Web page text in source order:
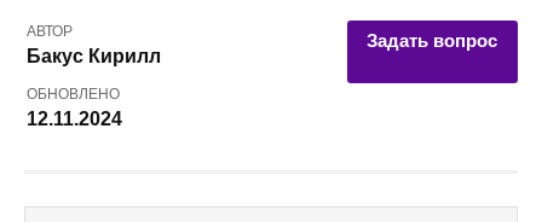
АВТОР
Бакус Кирилл
Задать вопрос
ОБНОВЛЕНО
12.11.2024